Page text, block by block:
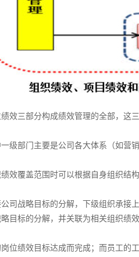
效三部分构成绩效管理的全部，这
级部门主要是公司各大体系（如营
效覆盖范围时可以根据自身组织结
司战略目标的分解，下级组织承接
目标的分解，并关联为相关组织绩
位绩效目标达成而完成；而员工的